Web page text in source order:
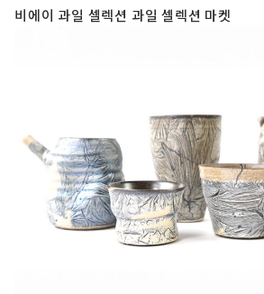
비에이 과일 셀렉션 과일 셀렉션 마켓